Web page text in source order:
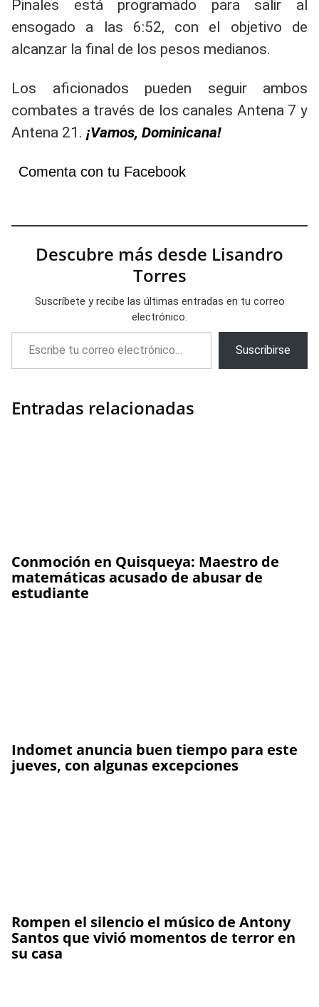
Pinales está programado para salir al
ensogado a las 6:52, con el objetivo de
alcanzar la final de los pesos medianos.
Los aficionados pueden seguir ambos
combates a través de los canales Antena 7 y
Antena 21. ¡Vamos, Dominicana!
Comenta con tu Facebook
Descubre más desde Lisandro
Torres
Suscríbete y recibe las últimas entradas en tu correo
electrónico.
Escribe tu correo electrónico…
Suscribirse
Entradas relacionadas
Conmoción en Quisqueya: Maestro de
matemáticas acusado de abusar de
estudiante
Indomet anuncia buen tiempo para este
jueves, con algunas excepciones
Rompen el silencio el músico de Antony
Santos que vivió momentos de terror en
su casa